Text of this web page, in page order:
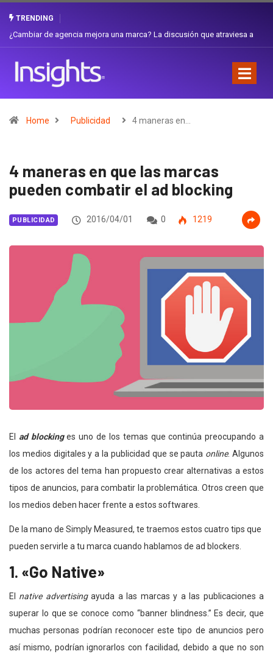
TRENDING
¿Cambiar de agencia mejora una marca? La discusión que atraviesa a
Home Publicidad 4 maneras en…
4 maneras en que las marcas
pueden combatir el ad blocking
PUBLICIDAD 2016/04/01 0 1219
El ad blocking es uno de los temas que continúa preocupando a
los medios digitales y a la publicidad que se pauta online. Algunos
de los actores del tema han propuesto crear alternativas a estos
tipos de anuncios, para combatir la problemática. Otros creen que
los medios deben hacer frente a estos softwares.
De la mano de Simply Measured, te traemos estos cuatro tips que
pueden servirle a tu marca cuando hablamos de ad blockers.
1. «Go Native»
El native advertisingayuda a las marcas y a las publicaciones a
superar lo que se conoce como “banner blindness.” Es decir, que
muchas personas podrían reconocer este tipo de anuncios pero
así mismo, podrían ignorarlos con facilidad, debido a que no son